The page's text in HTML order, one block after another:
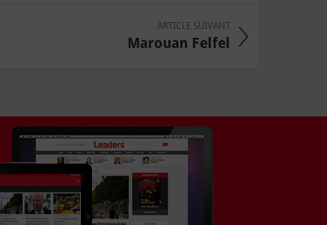
ARTICLE SUIVANT
Marouan Felfel